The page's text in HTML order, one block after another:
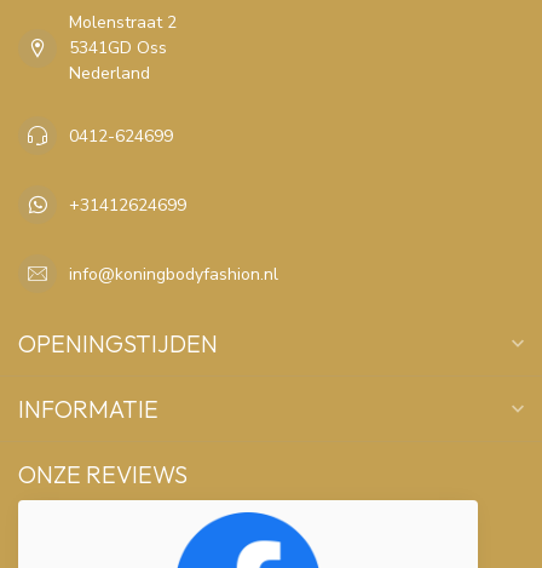
Molenstraat 2
5341GD Oss
Nederland
0412-624699
+31412624699
info@koningbodyfashion.nl
OPENINGSTIJDEN
INFORMATIE
ONZE REVIEWS